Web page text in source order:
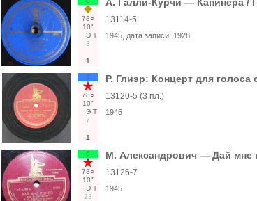
78○
10"
Э Т
3
1
13114-5
1945 , дата записи: 1928
1
78○
10"
Э Т
7
1
Р. Глиэр: Концерт для голоса
13120-5 (3 пл.)
1945
6
78○
10"
Э Т
23
М. Александрович — Дай мне
13126-7
1945